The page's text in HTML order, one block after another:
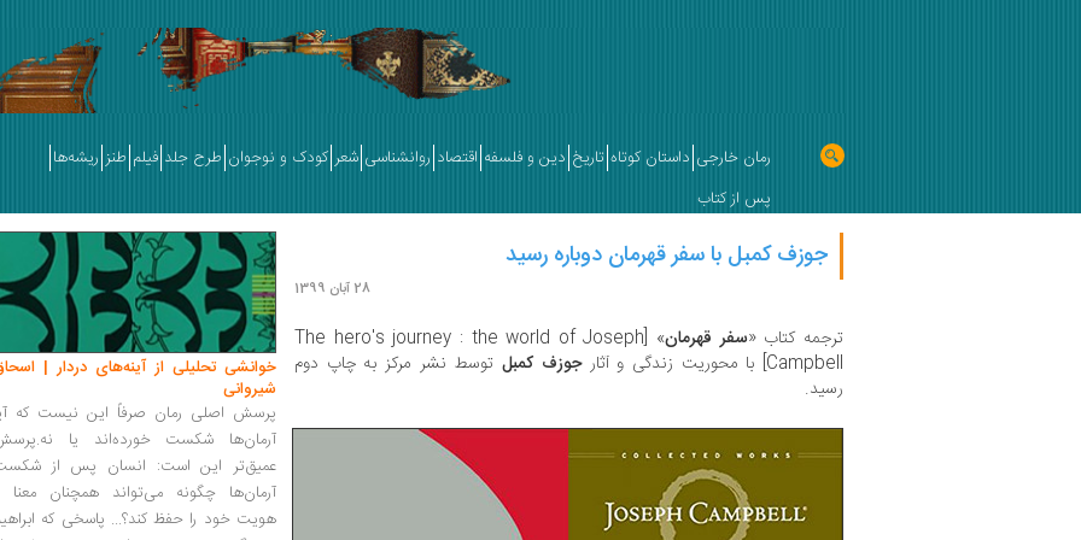
رمان خارجی داستان کوتاه تاریخ دین و فلسفه اقتصاد روانشناسی شعر کودک و نوجوان طرح جلد فیلم طنز ریشه‌ها
پس از کتاب
جوزف کمبل با سفر قهرمان دوباره رسید
28 آبان 1399
ترجمه کتاب «سفر قهرمان
» [The hero's journey : the world of Joseph
Campbell] با محوریت زندگی و آثار
جوزف کمبل توسط نشر مرکز به چاپ دوم
رسید.
خوانشی تحلیلی از آینه‌های دردار |
شیروانی
پرسش اصلی رمان صرفاً این نیست که
آرمان‌ها شکست خورده‌اند یا
عمیق‌تر این است: انسان پس از
آرمان‌ها چگونه می‌تواند همچنان معنا
هویت خود را حفظ کند؟... پاسخی که